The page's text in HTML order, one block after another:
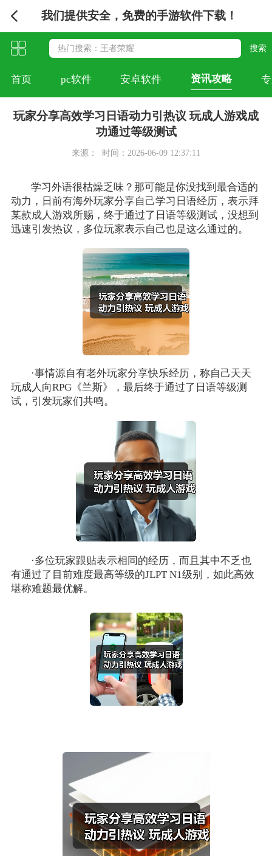
我们提供安全，免费的手游软件下载！
首页 pc软件 安卓软件 资讯攻略
玩家分享高效学习日语动力引热议 玩成人游戏成
功通过等级测试
来源： 时间：2026-06-09 12:37:11
学习外语很枯燥乏味？那可能是你没找到最合适的
动力，日前有海外玩家分享自己学习日语经历，表示拜
某款成人游戏所赐，终于通过了日语等级测试，没想到
迅速引发热议，多位玩家表示自己也是这么通过的。
·事情源自有老外玩家分享快乐经历，称自己天天
玩成人向RPG《兰斯》，最后终于通过了日语等级测
试，引发玩家们共鸣。
·多位玩家跟贴表示相同的经历，而且其中不乏也
有通过了目前难度最高等级的JLPT N1级别，如此高效
堪称难题最优解。